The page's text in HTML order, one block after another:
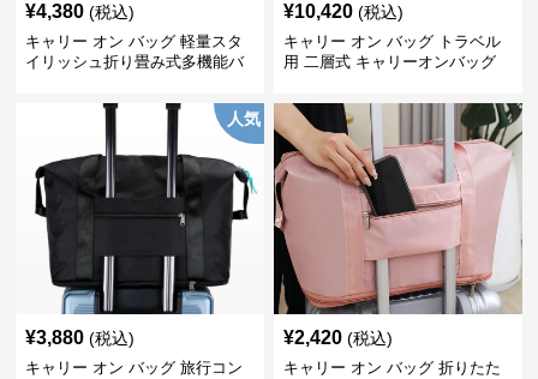
¥4,380 (税込)
キャリー オン バッグ 軽量スタ
イリッシュ折り畳み式多機能バ
¥10,420 (税込)
キャリー オン バッグ トラベル
用 二層式 キャリーオンバッグ
人気
¥3,880 (税込)
キャリー オン バッグ 旅行コン
¥2,420 (税込)
キャリー オン バッグ 折りたた